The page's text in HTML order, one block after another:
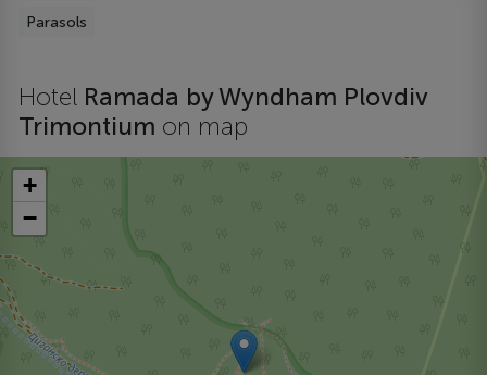
Parasols
Hotel Ramada by Wyndham Plovdiv
Trimontium on map
+
−